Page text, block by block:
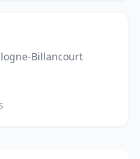
Billancourt